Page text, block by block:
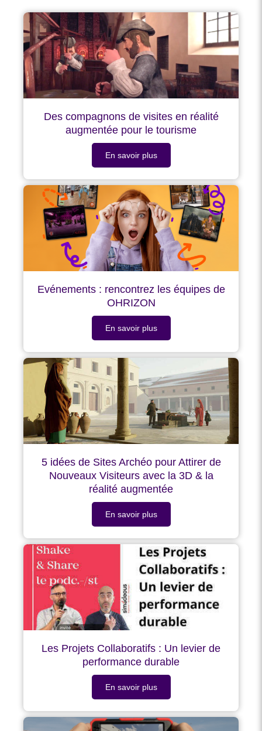
Des compagnons de visites en réalité
augmentée pour le tourisme
En savoir plus
Evénements : rencontrez les équipes de
OHRIZON
En savoir plus
5 idées de Sites Archéo pour Attirer de
Nouveaux Visiteurs avec la 3D & la
réalité augmentée
En savoir plus
Les Projets Collaboratifs : Un levier de
performance durable
En savoir plus